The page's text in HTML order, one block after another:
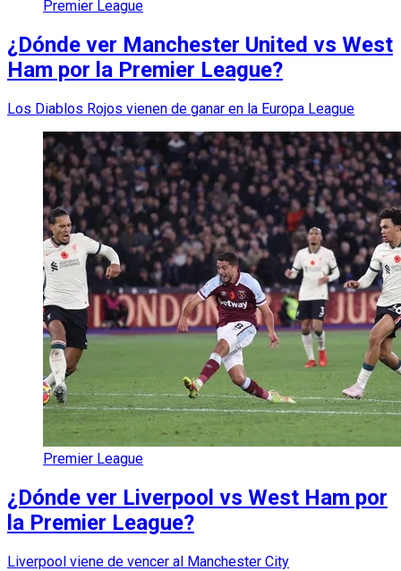
Premier League
¿Dónde ver Manchester United vs West
Ham por la Premier League?
Los Diablos Rojos vienen de ganar en la Europa League
Premier League
¿Dónde ver Liverpool vs West Ham por
la Premier League?
Liverpool viene de vencer al Manchester City